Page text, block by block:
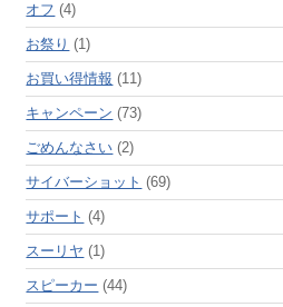
オフ (4)
お祭り (1)
お買い得情報 (11)
キャンペーン (73)
ごめんなさい (2)
サイバーショット (69)
サポート (4)
スーリヤ (1)
スピーカー (44)